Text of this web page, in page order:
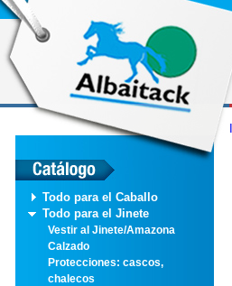
Todo para el Caballo
Todo para el Jinete
Vestir al Jinete/Amazona
Calzado
Protecciones: cascos,
chalecos